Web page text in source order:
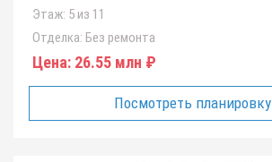
Этаж: 5 из 11
Отделка: Без ремонта
Цена: 26.55 млн ₽
Посмотреть планировку